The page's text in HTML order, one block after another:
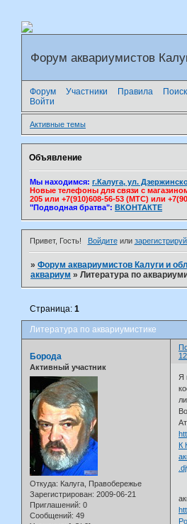
Форум аквариумистов
Форум Участники Правила Поиск
Войти
Активные темы
Объявление
Мы находимся: г.Калуга, ул.
Новые телефоны для связи с
205 или +7(910)608-56-53 (МТС) или
"Подводная братва": ВКОНТАКТЕ
Привет, Гость! Войдитеили
»Форум аквариумистов Калуги и
аквариум »Литература по
Литература по аквариумистике
Страница:1
Борода
Активный участник
Откуда: Калуга, Правобережье
Зарегистрирован: 2009-06-21
Приглашений: 0
Сообщений: 49
Я
К